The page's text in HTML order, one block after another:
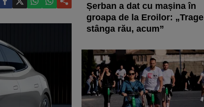
Șerban a dat cu mașina în
groapa de la Eroilor: „Trage
stânga rău, acum”